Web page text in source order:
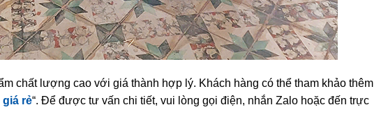
chất lượng cao với giá thành hợp lý. Khách hàng có thể tham khảo thêm
giá rẻ“. Để được tư vấn chi tiết, vui lòng gọi điện, nhắn Zalo hoặc đến trực